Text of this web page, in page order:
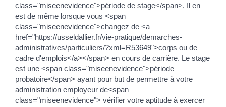
class="miseenevidence">période de stage</span>. Il en
est de même lorsque vous <span
class="miseenevidence">changez de <a
href="https://usseldallier.fr/vie-pratique/demarches-
administratives/particuliers/?xml=R53649">corps ou de
cadre d'emplois</a></span> en cours de carrière. Le stage
est une <span class="miseenevidence">période
probatoire</span> ayant pour but de permettre à votre
administration employeur de<span
class="miseenevidence"> vérifier votre aptitude à exercer